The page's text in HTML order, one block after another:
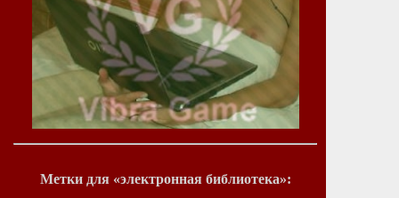
Метки для «электронная библиотека»: